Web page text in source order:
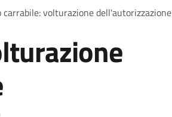
carrabile: volturazione dell'autorizzazione